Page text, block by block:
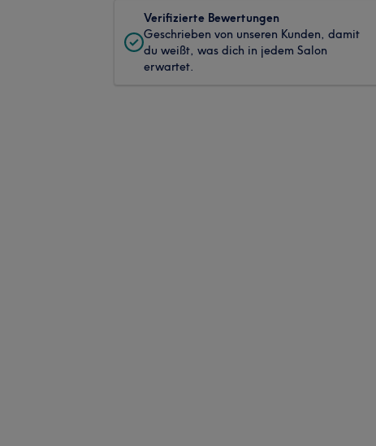
Verifizierte Bewertungen
Geschrieben von unseren Kunden, damit
du weißt, was dich in jedem Salon
erwartet.